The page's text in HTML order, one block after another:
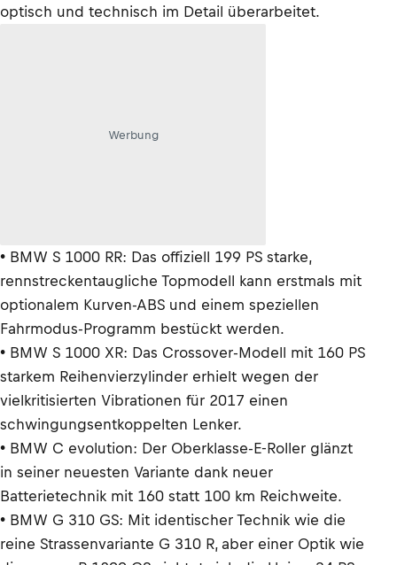
optisch und technisch im Detail überarbeitet.
Werbung
• BMW S 1000 RR: Das offiziell 199 PS starke,
rennstreckentaugliche Topmodell kann erstmals mit
optionalem Kurven-ABS und einem speziellen
Fahrmodus-Programm bestückt werden.
• BMW S 1000 XR: Das Crossover-Modell mit 160 PS
starkem Reihenvierzylinder erhielt wegen der
vielkritisierten Vibrationen für 2017 einen
schwingungsentkoppelten Lenker.
• BMW C evolution: Der Oberklasse-E-Roller glänzt
in seiner neuesten Variante dank neuer
Batterietechnik mit 160 statt 100 km Reichweite.
• BMW G 310 GS: Mit identischer Technik wie die
reine Strassenvariante G 310 R, aber einer Optik wie